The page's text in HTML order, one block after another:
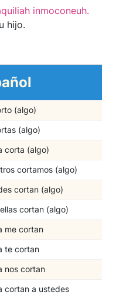
inmoconeuh.
hijo.
(algo)
(algo)
corta (algo)
cortamos (algo)
cortan (algo)
cortan (algo)
me cortan
te cortan
nos cortan
cortan a ustedes